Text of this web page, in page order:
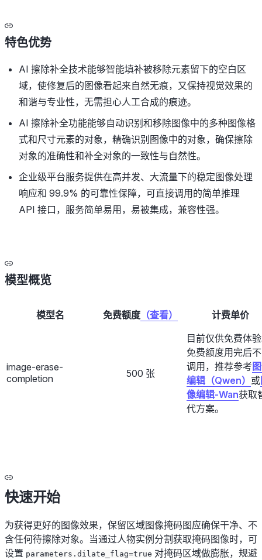
特色优势
AI 擦除补全技术能够智能填补被移除元素留下的空白区
域，使修复后的图像看起来自然无痕，又保持视觉效果的
和谐与专业性，无需担心人工合成的痕迹。
AI 擦除补全功能能够自动识别和移除图像中的多种图像格
式和尺寸元素的对象，精确识别图像中的对象，确保擦除
对象的准确性和补全对象的一致性与自然性。
企业级平台服务提供在高并发、大流量下的稳定图像处理
响应和 99.9% 的可靠性保障，可直接调用的简单推理
API 接口，服务简单易用，易被集成，兼容性强。
模型概览
模型名 免费额度 （查看） 计费单价
image-erase-
completion
500 张
目前仅供免费体
免费额度用完后
调用，推荐参考
编辑（Qwen） 或
像编辑-Wan获取
代方案。
快速开始
为获得更好的图像效果，保留区域图像掩码图应确保干净、不
含任何待擦除对象。当通过人物实例分割获取掩码图像时，可
设置 parameters.dilate_flag=true 对掩码区域做膨胀，规避